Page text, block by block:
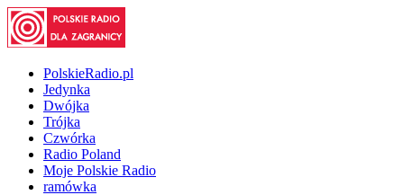
PolskieRadio.pl
Jedynka
Dwójka
Trójka
Czwórka
Radio Poland
Moje Polskie Radio
ramówka